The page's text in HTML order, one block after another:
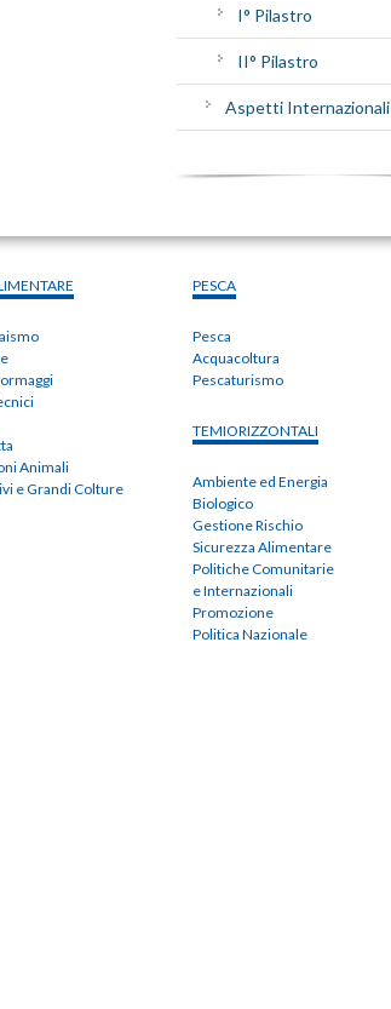
I° Pilastro
II° Pilastro
Aspetti Internazionali
Animali
e Grandi Colture
PESCA
Pesca
Acquacoltura
Pescaturismo
TEMIORIZZONTALI
Ambiente ed Energia
Biologico
Gestione Rischio
Sicurezza Alimentare
Politiche Comunitarie
e Internazionali
Promozione
Politica Nazionale